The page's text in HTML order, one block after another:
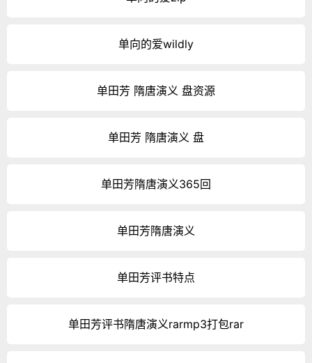
单向的爱wildly
单田芳 隋唐演义 盘资源
单田芳 隋唐演义 盘
单田芳隋唐演义365回
单田芳隋唐演义
单田芳评书特点
单田芳评书隋唐演义rarmp3打包rar